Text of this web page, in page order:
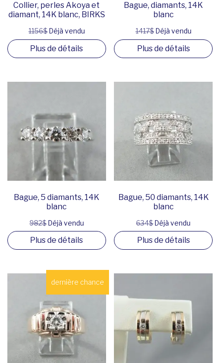
Collier, perles Akoya et
diamant, 14K blanc, BIRKS
1156$Déjà vendu
Plus de détails
Bague, diamants, 14K
blanc
1417$Déjà vendu
Plus de détails
Bague, 5 diamants, 14K
blanc
982$Déjà vendu
Plus de détails
Bague, 50 diamants, 14K
blanc
634$Déjà vendu
Plus de détails
dernière chance